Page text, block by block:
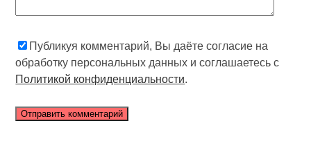
Публикуя комментарий, Вы даёте согласие на
обработку персональных данных и соглашаетесь с
Политикой конфиденциальности.